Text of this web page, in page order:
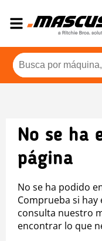
No se ha
página
No se ha podido
Comprueba si
consulta nuestro
encontrar lo que